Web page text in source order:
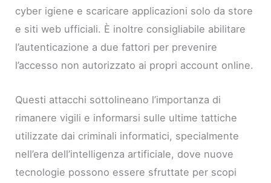
cyber igiene e scaricare applicazioni solo da store
e siti web ufficiali. È inoltre consigliabile abilitare
l’autenticazione a due fattori per prevenire
l’accesso non autorizzato ai propri account online.
Questi attacchi sottolineano l’importanza di
rimanere vigili e informarsi sulle ultime tattiche
utilizzate dai criminali informatici, specialmente
nell’era dell’intelligenza artificiale, dove nuove
tecnologie possono essere sfruttate per scopi